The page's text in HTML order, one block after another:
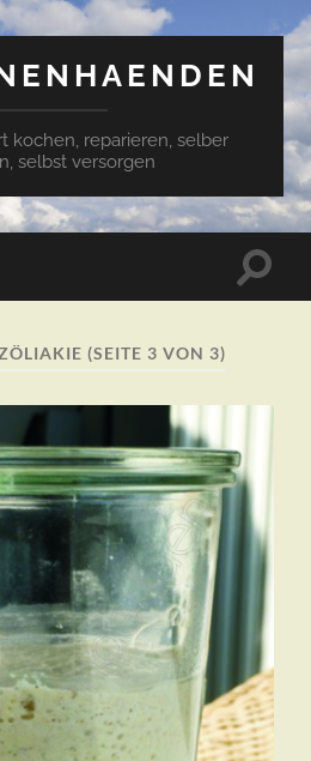
kochen, reparieren, selber
selbst versorgen
(SEITE 3 VON 3)